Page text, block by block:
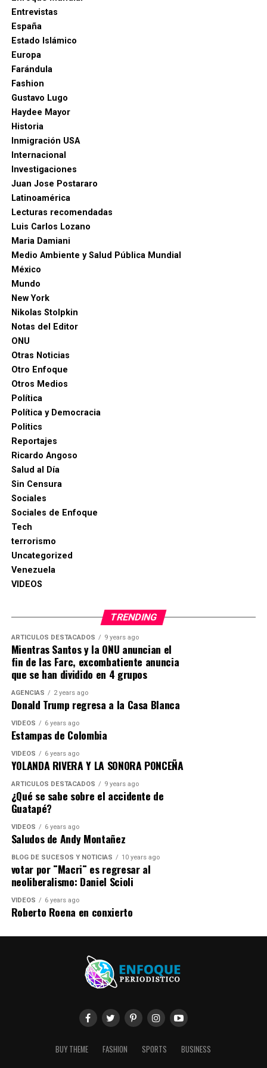
esfuerzos alrededor de los grandes desafíos del país. Los
verdaderos enemigos de Colombia son la delincuencia, la
corrupción y todas aquellas estructuras que durante los
últimos años debilitaron la seguridad, la
institucionalidad y la confianza de los ciudadanos”,
destacó el nuevo mandatario.
Agencias.
Entrevistas
España
Estado Islámico
Europa
Farándula
Fashion
Gustavo Lugo
Haydee Mayor
Historia
Inmigración USA
Internacional
Investigaciones
Juan Jose Postararo
Latinoamérica
Lecturas recomendadas
Luis Carlos Lozano
Maria Damiani
Medio Ambiente y Salud Pública Mundial
México
Mundo
New York
Nikolas Stolpkin
Notas del Editor
ONU
Otras Noticias
Otro Enfoque
Otros Medios
Política
Política y Democracia
Politics
Reportajes
Ricardo Angoso
Salud al Día
Sin Censura
Sociales
Sociales de Enfoque
Tech
terrorismo
Uncategorized
Venezuela
VIDEOS
TRENDING
ARTICULOS DESTACADOS 9 years ago
Mientras Santos y la ONU anuncian el
fin de las Farc, excombatiente anuncia
que se han dividido en 4 grupos
AGENCIAS 2 years ago
Donald Trump regresa a la Casa Blanca
VIDEOS 6 years ago
Estampas de Colombia
VIDEOS 6 years ago
YOLANDA RIVERA Y LA SONORA PONCEÑA
ARTICULOS DESTACADOS 9 years ago
¿Qué se sabe sobre el accidente de
Guatapé?
VIDEOS 6 years ago
Saludos de Andy Montañez
BLOG DE SUCESOS Y NOTICIAS 10 years ago
votar por ¨Macri¨ es regresar al
neoliberalismo: Daniel Scioli
VIDEOS 6 years ago
Roberto Roena en conxierto
BUY THEME FASHION SPORTS BUSINESS